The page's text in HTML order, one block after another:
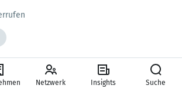
Netzwerk Insights Suche